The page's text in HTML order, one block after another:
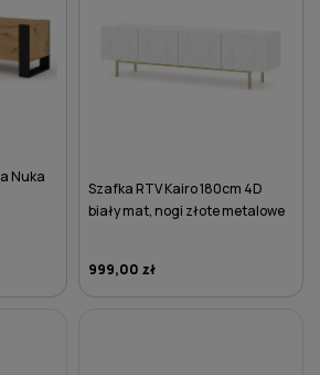
Nuka
Szafka RTV Kairo 180cm 4D
biały mat, nogi złote metalowe
999,00 zł